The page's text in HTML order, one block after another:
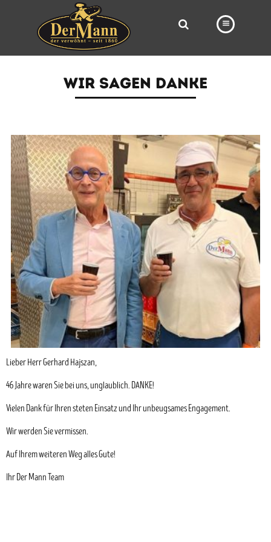
FILIALEN
BROTWAY
VORBESTELLUNG
NEWS
KARRIERE
VIDEOS
WIR SAGEN DANKE
Lieber Herr Gerhard Hajszan,
46 Jahre waren Sie bei uns, unglaublich. DANKE!
Vielen Dank für Ihren steten Einsatz und Ihr unbeugsames Engagement.
Wir werden Sie vermissen.
Auf Ihrem weiteren Weg alles Gute!
Ihr Der Mann Team